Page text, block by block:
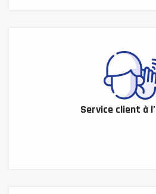
Service client à